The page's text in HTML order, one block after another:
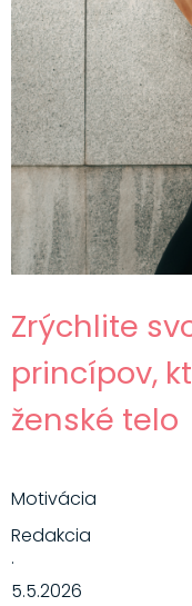
Zrýchlite
princípov,
ženské telo
Motivácia
Redakcia
·
5.5.2026